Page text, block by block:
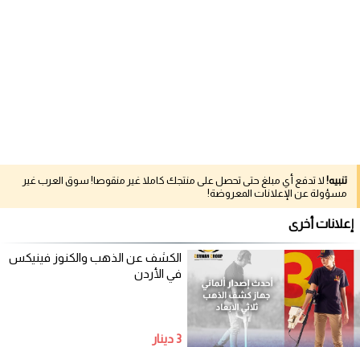
تنبيه! لا تدفع أي مبلغ حتى تحصل على منتجك كاملا غير منقوصا! سوق العرب غير
مسؤولة عن الإعلانات المعروضة!
إعلانات أخرى
الكشف عن الذهب والكنوز فينيكس
في الأردن
3 دينار